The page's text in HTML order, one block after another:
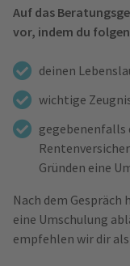
Auf das
vor, indem du
deinen
wichtige
gegebenenfalls
Gründen eine
Nach dem
eine Umschulung
empfehlen wir dir